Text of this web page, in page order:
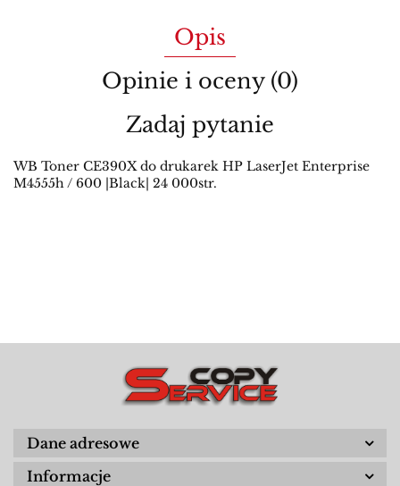
Opis
Opinie i oceny (0)
Zadaj pytanie
WB Toner CE390X do drukarek HP LaserJet Enterprise
M4555h / 600 |Black| 24 000str.
Dane adresowe
Informacje